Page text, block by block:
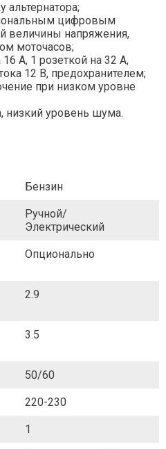
цифровым
величины напряжения,
моточасов;
А, 1 розеткой на 32 А,
12 В, предохранителем;
при низком уровне
низкий уровень шума.
Бензин
Ручной/
Электрический
Опционально
2.9
3.5
50/60
220-230
1